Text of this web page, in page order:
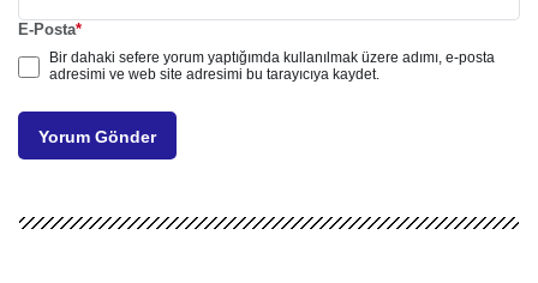
E-Posta*
Bir dahaki sefere yorum yaptığımda kullanılmak üzere adımı, e-posta
adresimi ve web site adresimi bu tarayıcıya kaydet.
Yorum Gönder